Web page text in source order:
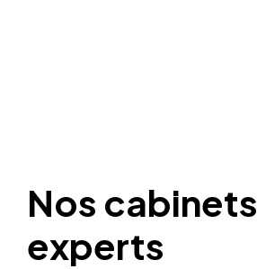
Nos cabinets
experts